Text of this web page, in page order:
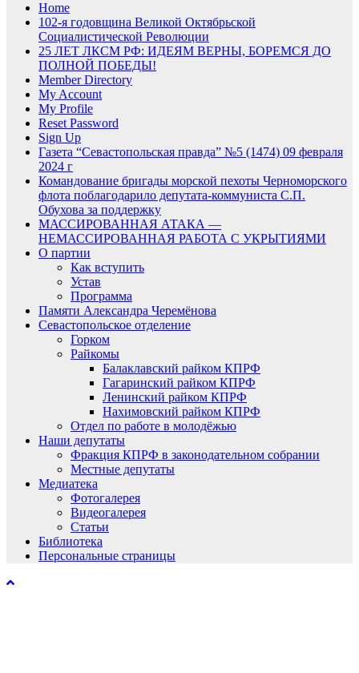
Home
102-я годовщина Великой Октябрьской
Социалистической Революции
25 ЛЕТ ЛКСМ РФ: ИДЕЯМ ВЕРНЫ, БОРЕМСЯ ДО
ПОЛНОЙ ПОБЕДЫ!
Member Directory
My Account
My Profile
Reset Password
Sign Up
Газета “Севастопольская правда” №5 (1474) 09 февраля
2024 г
Командование бригады морской пехоты Черноморского
флота поблагодарило депутата-коммуниста С.П.
Обухова за поддержку
МАССИРОВАННАЯ АТАКА —
НЕМАССИРОВАННАЯ РАБОТА С УКРЫТИЯМИ
О партии
Как вступить
Устав
Программа
Памяти Александра Черемёнова
Севастопольское отделение
Горком
Райкомы
Балаклавский райком КПРФ
Гагаринский райком КПРФ
Ленинский райком КПРФ
Нахимовский райком КПРФ
Отдел по работе в молодёжью
Наши депутаты
Фракция КПРФ в законодательном собрании
Местные депутаты
Медиатека
Фотогалерея
Видеогалерея
Статьи
Библиотека
Персональные страницы